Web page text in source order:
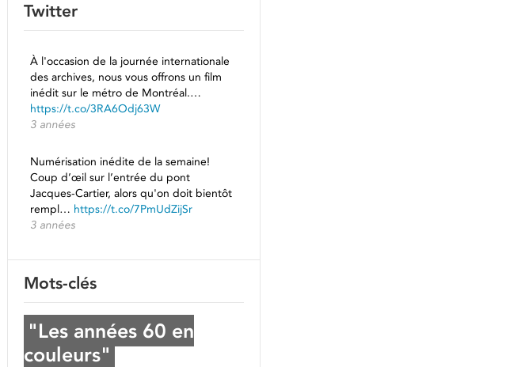
Twitter
À l'occasion de la journée internationale
des archives, nous vous offrons un film
inédit sur le métro de Montréal.…
https://t.co/3RA6Odj63W
3 années
Numérisation inédite de la semaine!
Coup d’œil sur l’entrée du pont
Jacques-Cartier, alors qu'on doit bientôt
rempl… https://t.co/7PmUdZijSr
3 années
Mots-clés
"Les années 60 en
couleurs"